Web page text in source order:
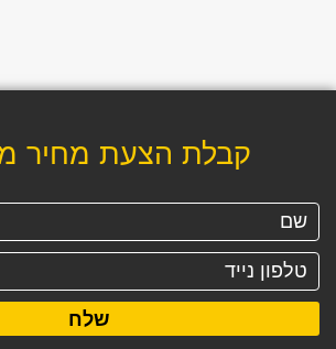
קבלת הצעת מחיר
שלח